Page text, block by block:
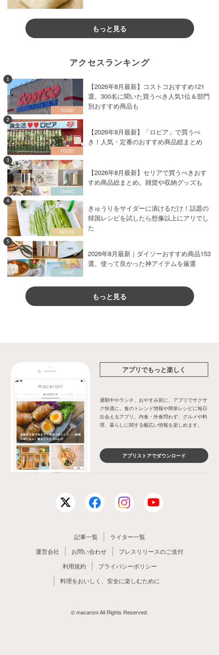
もっと見る
アクセスランキング
1
【2026年8月最新】コストコおすすめ121
選。300名に聞いた買うべき人気1位＆部門
別おすすめ商品も
2
【2026年8月最新】「ロピア」で買うべ
き！人気・定番のおすすめ商品総まとめ
3
【2026年8月最新】セリアで買うべきおす
すめ商品総まとめ。雑貨や収納グッズも
4
きゅうりをサイダーに漬けるだけ！話題の
韓国レシピを試したら想像以上にアリでし
た
5
2026年8月最新｜ダイソーおすすめ商品153
選。使って良かった神アイテムを厳選
もっと見る
アプリでもっと楽しく
通勤中やランチ、おやすみ前に、アプリでサクサ
ク快適に。食のトレンド情報や簡単レシピに毎日
出会えるアプリ。内食・外食問わず、グルメや料
理、暮らしに関する幅広い情報を楽しめます。
アプリストアでダウンロード
記事一覧
ライター一覧
運営会社
お問い合わせ
プレスリリースのご送付
利用規約
プライバシーポリシー
料理をおいしく、安全に楽しむために
© macaroni All Rights Reserved.